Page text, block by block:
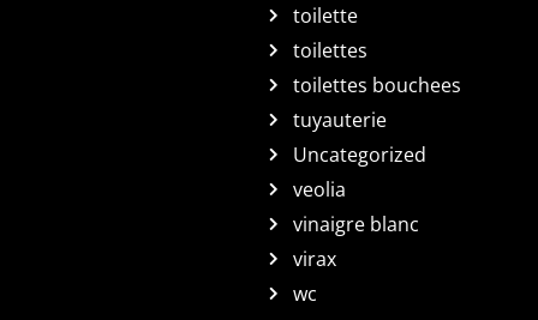
toilette
toilettes
toilettes bouchees
tuyauterie
Uncategorized
veolia
vinaigre blanc
virax
wc